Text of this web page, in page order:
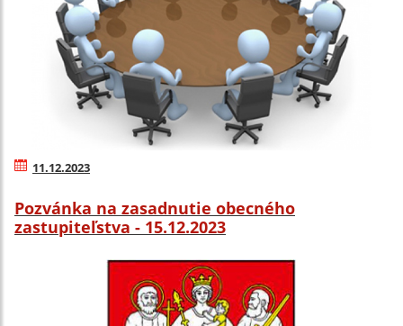
11.12.2023
Pozvánka na zasadnutie obecného
zastupiteľstva - 15.12.2023